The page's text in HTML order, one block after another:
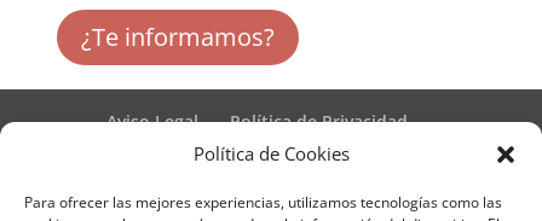
Política de Cookies
Para ofrecer las mejores experiencias, utilizamos tecnologías como las
¿Te informamos?
Aviso Legal
Política de Privacidad
Términos y condiciones – Contrato de matrícula
Formulario de Datos necesarios para alta